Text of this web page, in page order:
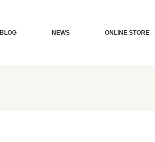
BLOG NEWS ONLINE STORE